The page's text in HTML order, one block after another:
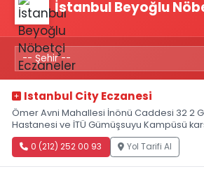
İstanbul Beyoğlu
Istanbul City Eczanesi
Ömer Avni Mahallesi İnönü Caddesi 32 2
Hastanesi ve İTÜ Gümüşsuyu Kampüsü
0 (212) 252 00 93 Yol Tarifi Al